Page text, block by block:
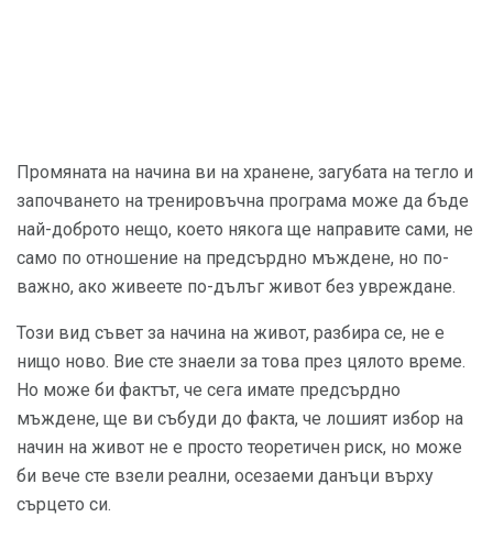
Промяната на начина ви на хранене, загубата на тегло и
започването на тренировъчна програма може да бъде
най-доброто нещо, което някога ще направите сами, не
само по отношение на предсърдно мъждене, но по-
важно, ако живеете по-дълъг живот без увреждане.
Този вид съвет за начина на живот, разбира се, не е
нищо ново. Вие сте знаели за това през цялото време.
Но може би фактът, че сега имате предсърдно
мъждене, ще ви събуди до факта, че лошият избор на
начин на живот не е просто теоретичен риск, но може
би вече сте взели реални, осезаеми данъци върху
сърцето си.